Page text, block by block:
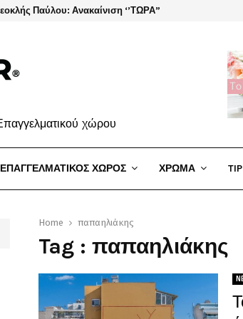
Παύλου: Ανακαίνιση ‘’ΤΩΡΑ”
χώρου
ΕΠΑΓΓΕΛΜΑΤΙΚΟΣ ΧΩΡΟΣ ΧΡΩΜΑ
Home παπαηλιάκης
Tag : παπαηλιάκης